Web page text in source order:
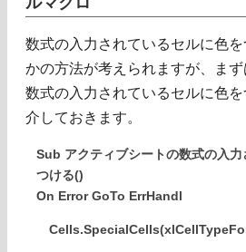
数式の入力されているセルに色
かの方法が考えられますが、まず
数式の入力されているセルに色
介しておきます。
Sub アクティブシートの数式の入
つける()
On Error GoTo ErrHandl